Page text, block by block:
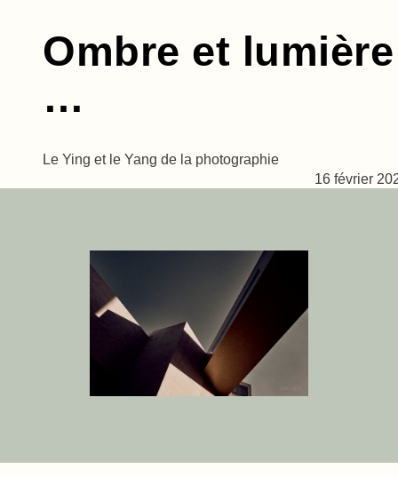
Ombre et lumière
…
Le Ying et le Yang de la photographie
16 février